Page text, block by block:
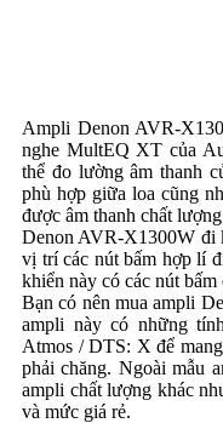
Ampli Denon AVR-
nghe MultEQ XT của
thể đo lường âm thanh
phù hợp giữa loa cũng
được âm thanh chất
Denon AVR-X1300W đi
vị trí các nút bấm hợp lí
khiển này có các nút
Bạn có nên mua ampli
ampli này có những
Atmos / DTS: X để
phải chăng. Ngoài mẫu
ampli chất lượng khác
và mức giá rẻ.